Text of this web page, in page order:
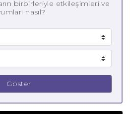
birbirleriyle etkileşimleri ve
nasıl?
Göster